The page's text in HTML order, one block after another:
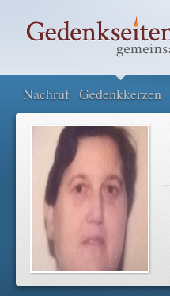
Nachruf Gedenkkerzen